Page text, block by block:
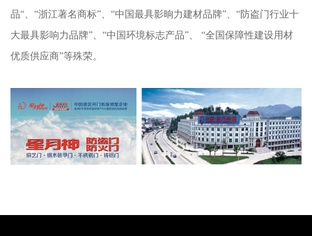
品“、“浙江著名商标”、“中国最具影晌力建材品牌”、“防盗门行业十
大最具影响力品牌”、“中国环境标志产品”、 “全国保障性建设用材
优质供应商”等殊荣。